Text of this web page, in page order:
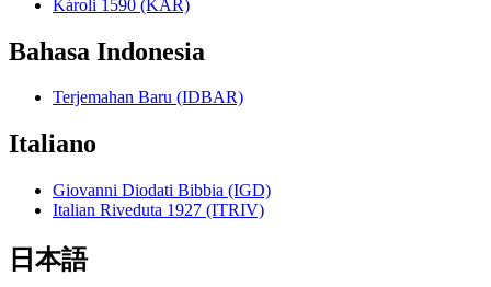
Károli 1590 (KAR)
Bahasa Indonesia
Terjemahan Baru (IDBAR)
Italiano
Giovanni Diodati Bibbia (IGD)
Italian Riveduta 1927 (ITRIV)
日本語